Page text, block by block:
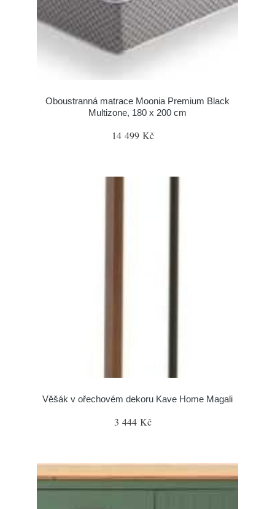
Oboustranná matrace Moonia Premium Black
Multizone, 180 x 200 cm
14 499 Kč
Věšák v ořechovém dekoru Kave Home Magali
3 444 Kč